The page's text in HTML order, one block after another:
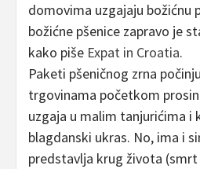
domovima uzgajaju božićnu
božićne pšenice zapravo je
kako piše Expat in Croatia.
Paketi pšeničnog zrna
trgovinama početkom
uzgaja u malim tanjurićima i
blagdanski ukras. No, ima i
predstavlja krug života